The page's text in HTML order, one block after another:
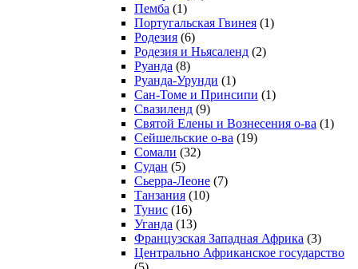
Пемба (1)
Португальская Гвинея (1)
Родезия (6)
Родезия и Ньясаленд (2)
Руанда (8)
Руанда-Урунди (1)
Сан-Томе и Принсипи (1)
Свазиленд (9)
Святой Елены и Вознесения о-ва (1)
Сейшельские о-ва (19)
Сомали (32)
Судан (5)
Сьерра-Леоне (7)
Танзания (10)
Тунис (16)
Уганда (13)
Французская Западная Африка (3)
Центрально Африканское государство